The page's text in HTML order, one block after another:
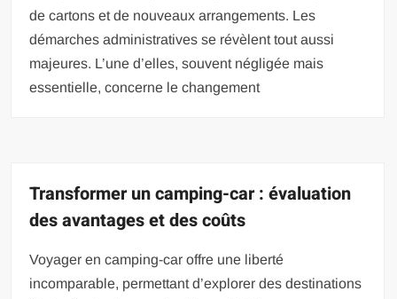
de cartons et de nouveaux arrangements. Les
démarches administratives se révèlent tout aussi
majeures. L’une d’elles, souvent négligée mais
essentielle, concerne le changement
Transformer un camping-car : évaluation
des avantages et des coûts
Voyager en camping-car offre une liberté
incomparable, permettant d’explorer des destinations